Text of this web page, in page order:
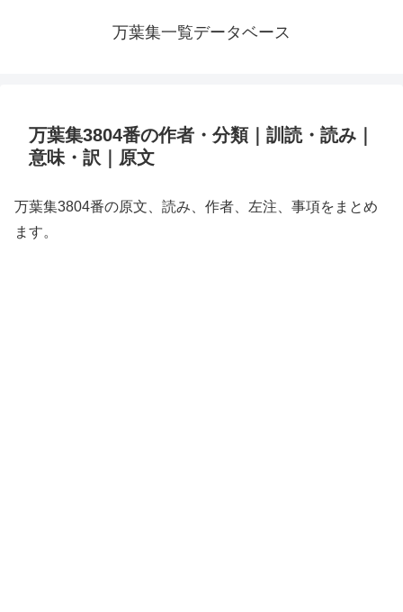
万葉集一覧データベース
万葉集3804番の作者・分類｜訓読・読み｜
意味・訳｜原文
万葉集3804番の原文、読み、作者、左注、事項をまとめ
ます。